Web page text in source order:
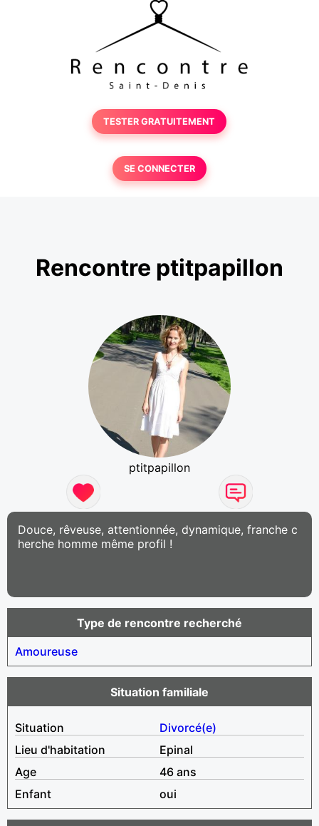
TESTER GRATUITEMENT
SE CONNECTER
Rencontre ptitpapillon
ptitpapillon
Douce, rêveuse, attentionnée, dynamique, franche c
herche homme même profil !
Type de rencontre recherché
Amoureuse
Situation familiale
Situation
Divorcé(e)
Lieu d'habitation
Epinal
Age
46 ans
Enfant
oui